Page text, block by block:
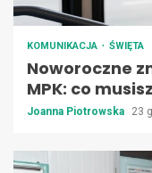
KOMUNIKACJA ŚWIĘTA
Noworoczne
MPK: co
Joanna Piotrowska 23